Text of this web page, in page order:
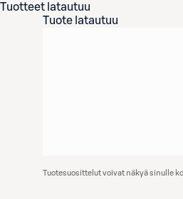
Tuotteet latautuu
Tuote latautuu
Tuotesuosittelut voivat näkyä sinulle